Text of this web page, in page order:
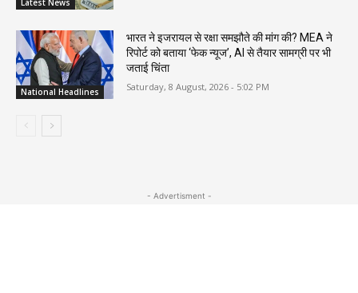
Latest News
National Headlines
भारत ने इजरायल से रक्षा समझौते की मांग की? MEA ने
रिपोर्ट को बताया ‘फेक न्यूज’, AI से तैयार सामग्री पर भी
जताई चिंता
Saturday, 8 August, 2026 - 5:02 PM
- Advertisment -